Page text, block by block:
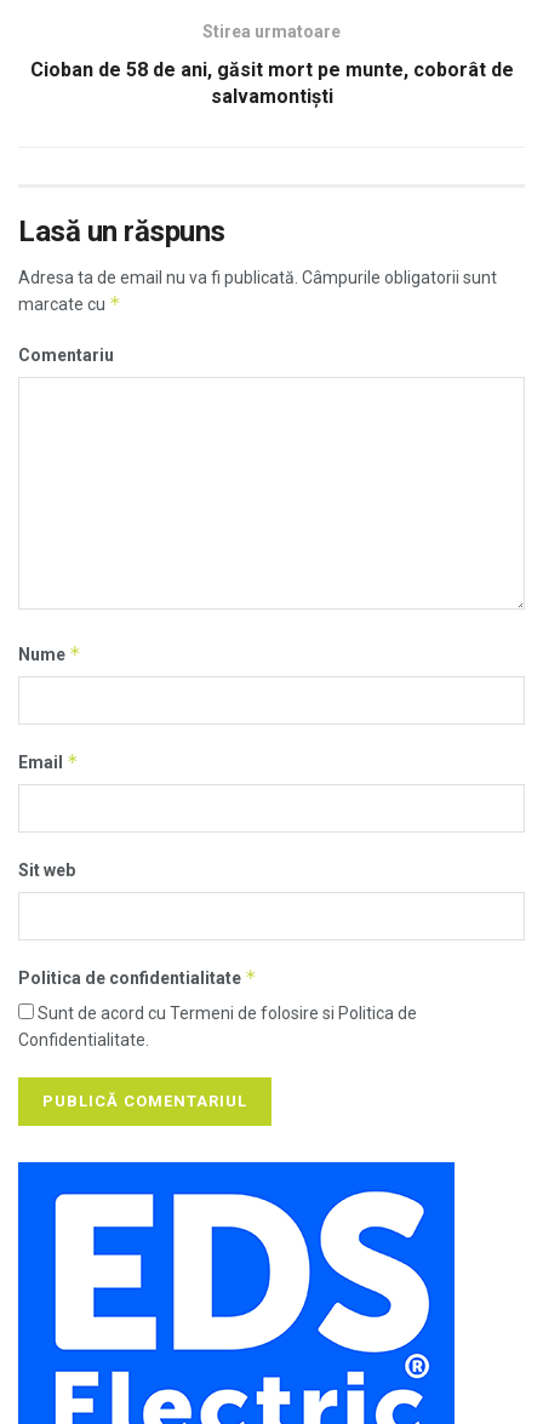
Stirea urmatoare
Cioban de 58 de ani, găsit mort pe munte, coborât de
salvamontiști
Lasă un răspuns
Adresa ta de email nu va fi publicată. Câmpurile obligatorii sunt
marcate cu *
Comentariu
Nume *
Email *
Sit web
Politica de confidentialitate *
Sunt de acord cu Termeni de folosire si Politica de
Confidentialitate.